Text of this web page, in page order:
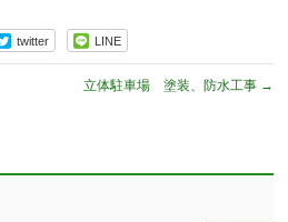
twitter LINE
立体駐車場 塗装、防水工事 →